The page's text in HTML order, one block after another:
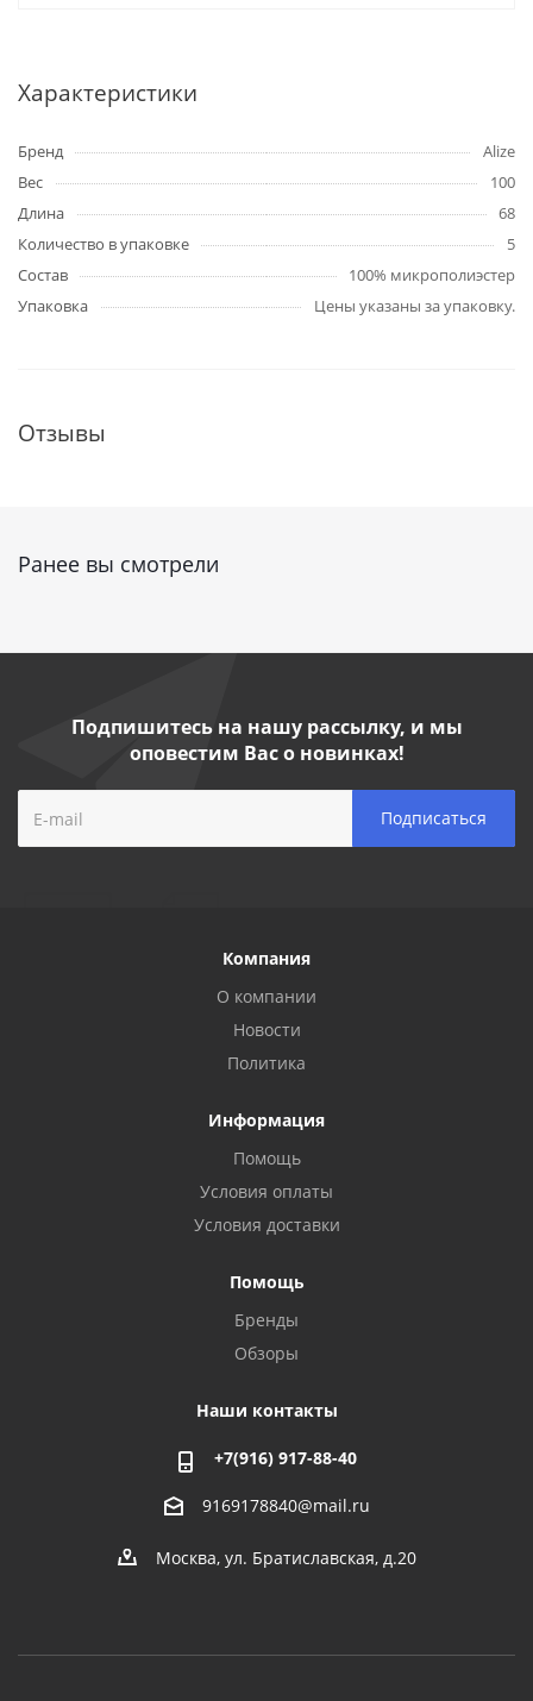
Характеристики
Бренд
Alize
Вес
100
Длина
68
Количество в упаковке
5
Состав
100% микрополиэстер
Упаковка
Цены указаны за упаковку.
Отзывы
Ранее вы смотрели
Подпишитесь на нашу рассылку, и мы
оповестим Вас о новинках!
Компания
О компании
Новости
Политика
Информация
Помощь
Условия оплаты
Условия доставки
Помощь
Бренды
Обзоры
Наши контакты
+7(916) 917-88-40
9169178840@mail.ru
Москва, ул. Братиславская, д.20